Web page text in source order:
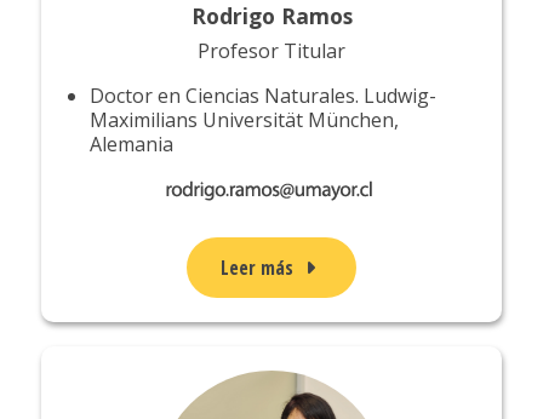
Rodrigo Ramos
Profesor Titular
Doctor en Ciencias Naturales. Ludwig-
Maximilians Universität München,
Alemania
Leer más